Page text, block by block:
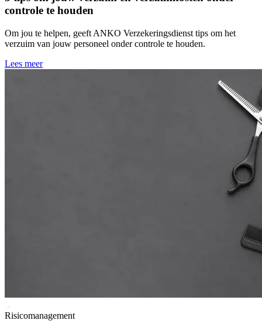
controle te houden
Om jou te helpen, geeft ANKO Verzekeringsdienst tips om het
verzuim van jouw personeel onder controle te houden.
Lees meer
Risicomanagement